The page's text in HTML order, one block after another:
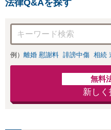
法律Q&Aを探す
例） 離婚 慰謝料 誹謗中傷 相続
無料
新しく